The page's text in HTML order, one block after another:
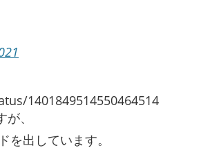
1401849514550464514
、
を出しています。